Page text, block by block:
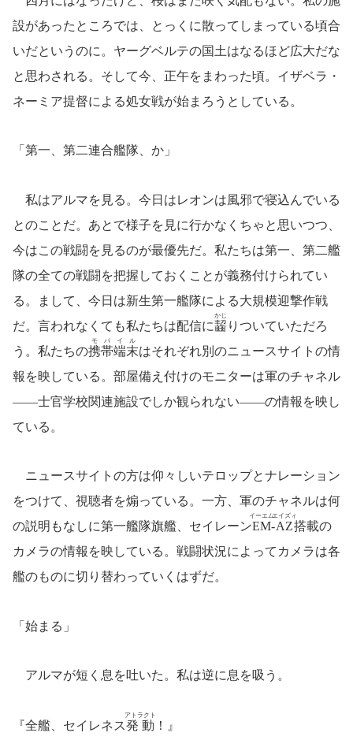
設があったところでは、とっくに散ってしまっている頃合
いだというのに。ヤーグベルテの国土はなるほど広大だな
と思わされる。そして今、正午をまわった頃。イザベラ・
ネーミア提督による処女戦が始まろうとしている。
「第一、第二連合艦隊、か」
私はアルマを見る。今日はレオンは風邪で寝込んでいる
とのことだ。あとで様子を見に行かなくちゃと思いつつ、
今はこの戦闘を見るのが最優先だ。私たちは第一、第二艦
隊の全ての戦闘を把握しておくことが義務付けられてい
る。まして、今日は新生第一艦隊による大規模迎撃作戦
だ。言われなくても私たちは配信に齧
かじ
りついていただろ
う。私たちの携帯端末
モバイル
はそれぞれ別のニュースサイトの情
報を映している。部屋備え付けのモニターは軍のチャネル
――士官学校関連施設でしか観られない――の情報を映し
ている。
ニュースサイトの方は仰々しいテロップとナレーション
をつけて、視聴者を煽っている。一方、軍のチャネルは何
の説明もなしに第一艦隊旗艦、セイレーンEM
イーエム
-AZ
エイズィ
搭載の
カメラの情報を映している。戦闘状況によってカメラは各
艦のものに切り替わっていくはずだ。
「始まる」
アルマが短く息を吐いた。私は逆に息を吸う。
『全艦、セイレネス発動
アトラクト
！』